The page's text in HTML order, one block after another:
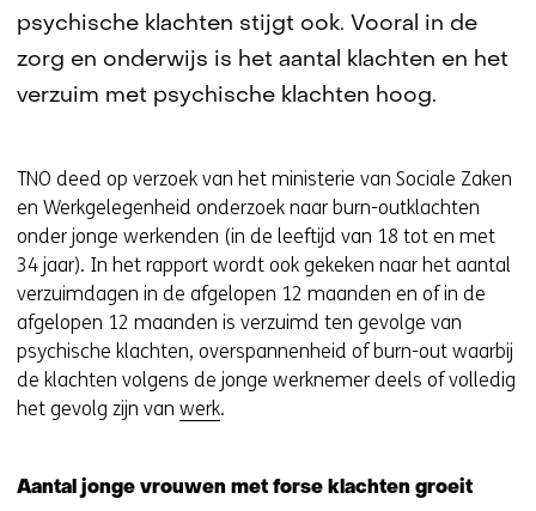
psychische klachten stijgt ook. Vooral in de
zorg en onderwijs is het aantal klachten en het
verzuim met psychische klachten hoog.
TNO deed op verzoek van het ministerie van Sociale Zaken
en Werkgelegenheid onderzoek naar burn-outklachten
onder jonge werkenden (in de leeftijd van 18 tot en met
34 jaar). In het rapport wordt ook gekeken naar het aantal
verzuimdagen in de afgelopen 12 maanden en of in de
afgelopen 12 maanden is verzuimd ten gevolge van
psychische klachten, overspannenheid of burn-out waarbij
de klachten volgens de jonge werknemer deels of volledig
het gevolg zijn van werk.
Aantal jonge vrouwen met forse klachten groeit